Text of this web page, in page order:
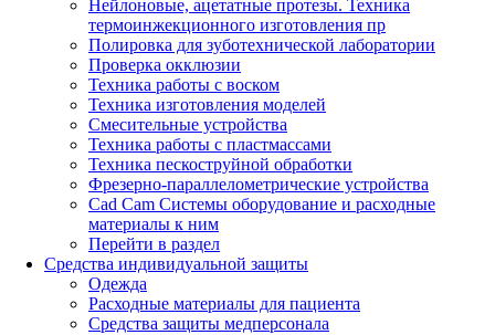
Нейлоновые, ацетатные протезы. Техника
термоинжекционного изготовления пр
Полировка для зуботехнической лаборатории
Проверка окклюзии
Техника работы с воском
Техника изготовления моделей
Смесительные устройства
Техника работы с пластмассами
Техника пескоструйной обработки
Фрезерно-параллелометрические устройства
Cad Cam Системы оборудование и расходные
материалы к ним
Перейти в раздел
Средства индивидуальной защиты
Одежда
Расходные материалы для пациента
Средства защиты медперсонала